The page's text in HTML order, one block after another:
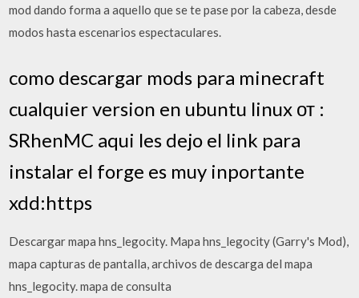
mod dando forma a aquello que se te pase por la cabeza, desde
modos hasta escenarios espectaculares.
como descargar mods para minecraft
cualquier version en ubuntu linux от :
SRhenMC aqui les dejo el link para
instalar el forge es muy inportante
xdd:https
Descargar mapa hns_legocity. Mapa hns_legocity (Garry's Mod),
mapa capturas de pantalla, archivos de descarga del mapa
hns_legocity. mapa de consulta